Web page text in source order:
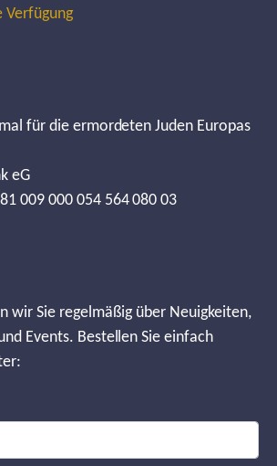
Verfügung
für die ermordeten Juden Europas
eG
009 000 054 564 080 03
wir Sie regelmäßig über Neuigkeiten,
Events. Bestellen Sie einfach